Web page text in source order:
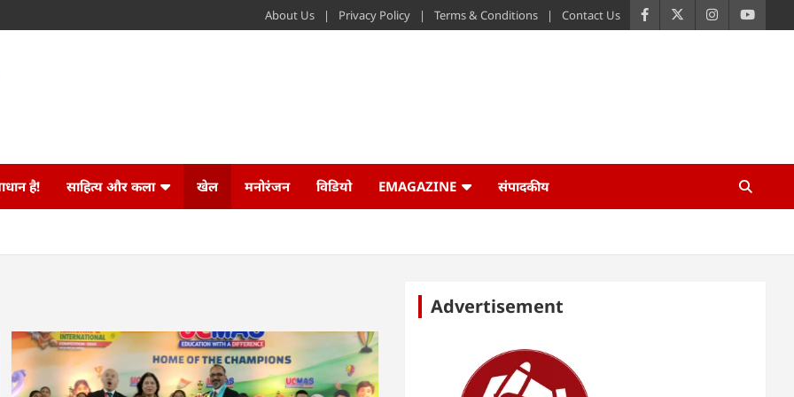
About Us Privacy Policy Terms & Conditions Contact Us
है! साहित्य और कला खेल मनोरंजन विडियो EMAGAZINE संपादकीय
Advertisement